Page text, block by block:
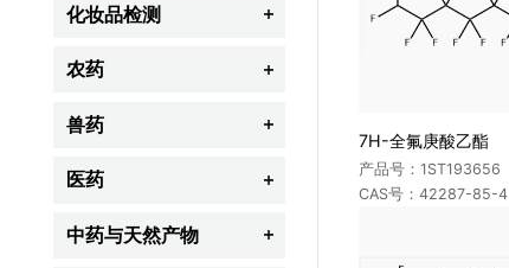
脂质组学
胆汁酸类
类固醇类激素
新生儿筛查类
化妆品检测 
禁用组分
防晒剂
着色剂
农药 
杀虫剂
杀螨剂
兽药 
β-受体激动剂(瘦肉精类)
医药 
心血管系统药物
中药与天然产物 
7H-全氟庚酸乙酯
产品号：1ST193656
CAS号：42287-85-4